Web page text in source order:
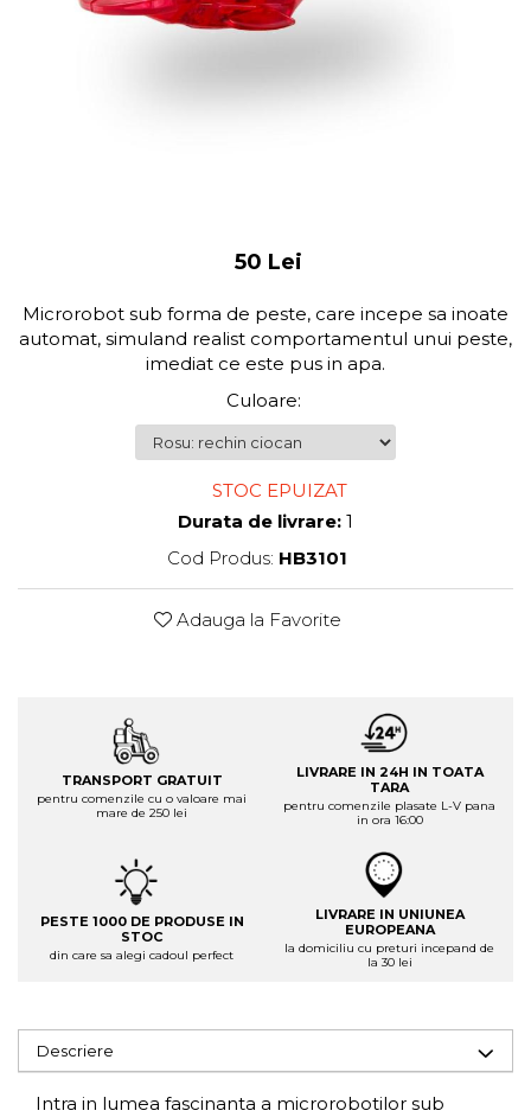
50 Lei
Microrobot sub forma de peste, care incepe sa inoate
automat, simuland realist comportamentul unui peste,
imediat ce este pus in apa.
Culoare:
STOC EPUIZAT
Durata de livrare: 1
Cod Produs: HB3101
Adauga la Favorite
TRANSPORT GRATUIT
pentru comenzile cu o valoare mai
mare de 250 lei
LIVRARE IN 24H IN TOATA
TARA
pentru comenzile plasate L-V pana
in ora 16:00
PESTE 1000 DE PRODUSE IN
STOC
din care sa alegi cadoul perfect
LIVRARE IN UNIUNEA
EUROPEANA
la domiciliu cu preturi incepand de
la 30 lei
Descriere
Intra in lumea fascinanta a microrobotilor sub